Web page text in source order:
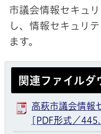
市議会情報セキュ
し、情報セキュリ
ます。
関連ファイルダ
高萩市議会情報
[PDF形式／